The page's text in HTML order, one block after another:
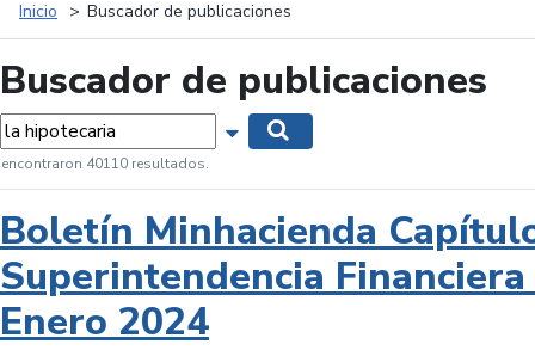
Inicio Buscador de publicaciones
Buscador de publicaciones
Mostrar opciones de búsqueda
encontraron 40110 resultados.
Boletín Minhacienda
Superintendencia
Enero 2024